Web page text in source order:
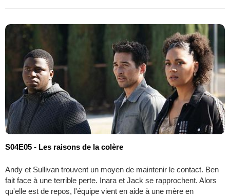
S04E05 - Les raisons de la colère
Andy et Sullivan trouvent un moyen de maintenir le contact. Ben
fait face à une terrible perte. Inara et Jack se rapprochent. Alors
qu'elle est de repos, l'équipe vient en aide à une mère en